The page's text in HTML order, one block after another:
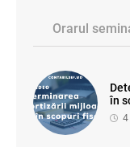
Orarul
în
4